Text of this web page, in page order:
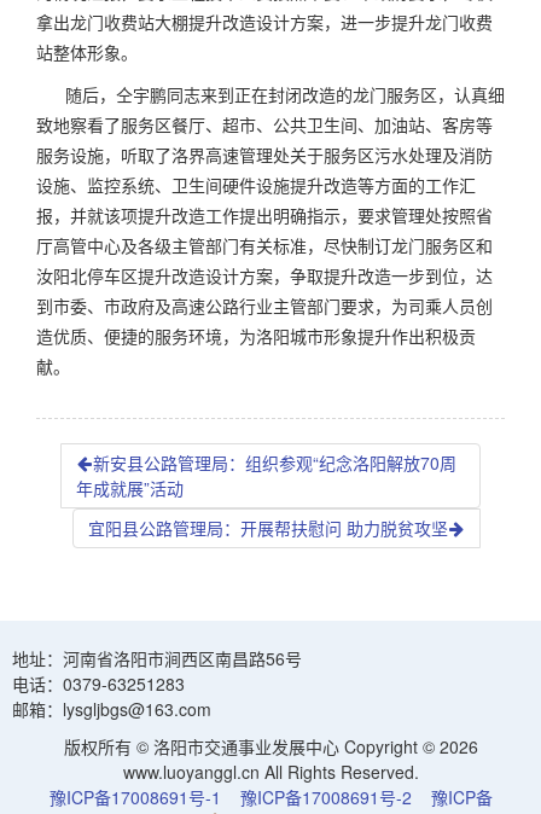
拿出龙门收费站大棚提升改造设计方案，进一步提升龙门收费
站整体形象。
随后，仝宇鹏同志来到正在封闭改造的龙门服务区，认真细
致地察看了服务区餐厅、超市、公共卫生间、加油站、客房等
服务设施，听取了洛界高速管理处关于服务区污水处理及消防
设施、监控系统、卫生间硬件设施提升改造等方面的工作汇
报，并就该项提升改造工作提出明确指示，要求管理处按照省
厅高管中心及各级主管部门有关标准，尽快制订龙门服务区和
汝阳北停车区提升改造设计方案，争取提升改造一步到位，达
到市委、市政府及高速公路行业主管部门要求，为司乘人员创
造优质、便捷的服务环境，为洛阳城市形象提升作出积极贡
献。
新安县公路管理局：组织参观“纪念洛阳解放70周
年成就展”活动
宜阳县公路管理局：开展帮扶慰问 助力脱贫攻坚
地址：河南省洛阳市涧西区南昌路56号
电话：0379-63251283
邮箱：lysgljbgs@163.com
版权所有 © 洛阳市交通事业发展中心 Copyright © 2026
www.luoyanggl.cn All Rights Reserved.
豫ICP备17008691号-1
豫ICP备17008691号-2
豫ICP备